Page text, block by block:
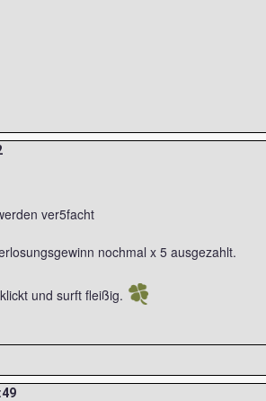
ver5facht
nochmal x 5 ausgezahlt.
und surft fleißig. 🍀